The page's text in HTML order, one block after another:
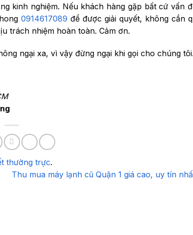
kinh nghiệm. Nếu khách hàng gặp bất cứ vấn
0914617089 để được giải quyết, không cần
trách nhiệm hoàn toàn. Cảm ơn.
ngại xa, vì vậy đừng ngại khi gọi cho chúng tôi.
thường trực.
Thu mua máy lạnh cũ Quận 1 giá cao, uy tín